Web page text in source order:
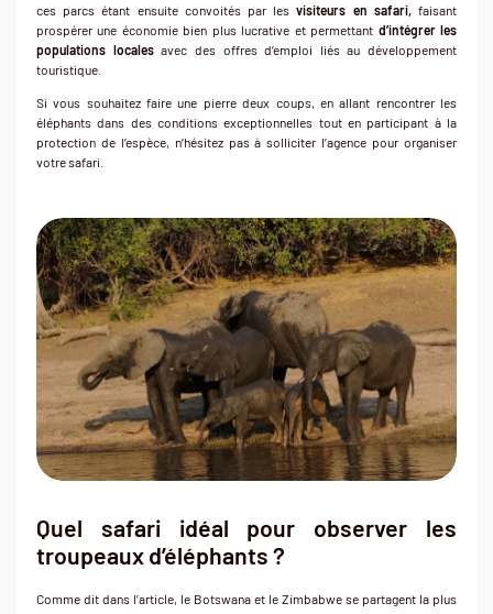
ces parcs étant ensuite convoités par lesvisiteurs en safari,faisant
prospérer une économie bien plus lucrative et permettant d’intégrer les
populations localesavec des offres d’emploi liés au développement
touristique.
Si vous souhaitez faire une pierre deux coups, en allant rencontrer les
éléphants dans des conditions exceptionnelles tout en participant à la
protection de l’espèce, n’hésitez pas à solliciter l’agence pour organiser
votre safari.
Quel safari idéal pour observer les
troupeaux d’éléphants ?
Comme dit dans l’article, le Botswana et le Zimbabwe se partagent la plus